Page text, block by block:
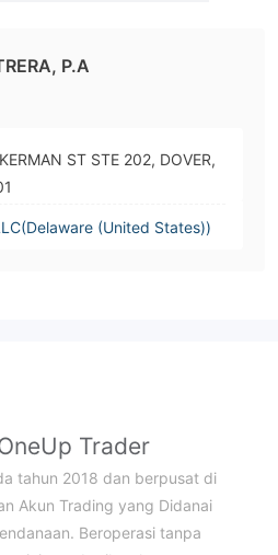
P.A
ST STE 202, DOVER,
(United States))
Trader
tahun 2018 dan berpusat di
Akun Trading yang Didanai
Beroperasi tanpa